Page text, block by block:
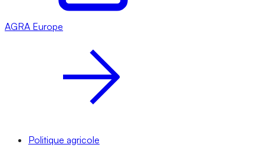
AGRA Europe
Politique agricole